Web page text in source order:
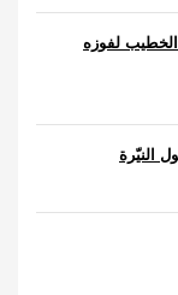
لفوزه
النيّرة